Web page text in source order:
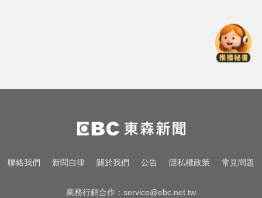
率曝 一縣市達59％
一變天膝蓋就發癢？李祖寧自曝半
月板變形，醫揭保骨與增肌兩大救
很多人每天都在做！3錯誤習慣 恐
聯絡我們 新聞自律 關於我們 公告 隱私權政策 常見問題
業務行銷合作： service@ebc.net.tw